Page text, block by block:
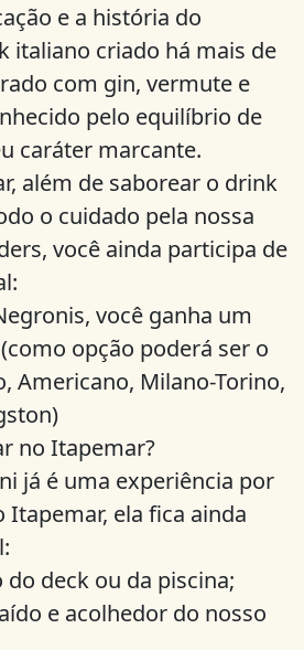
e a história do
italiano criado há mais de
com gin, vermute e
pelo equilíbrio de
caráter marcante.
além de saborear o drink
o cuidado pela nossa
você ainda participa de
você ganha um
opção poderá ser o
Americano, Milano-Torino,
no Itapemar?
já é uma experiência por
Itapemar, ela fica ainda
deck ou da piscina;
e acolhedor do nosso